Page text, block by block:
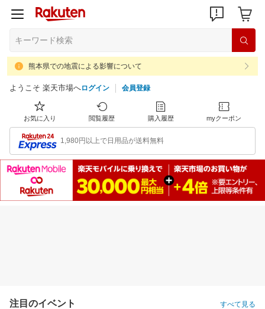
熊本県での地震による影響について
ようこそ 楽天市場へログイン 会員登録
お気に入り 閲覧履歴 購入履歴 myクーポン
1,980円以上で日用品が送料無料
注目のイベント すべて見る